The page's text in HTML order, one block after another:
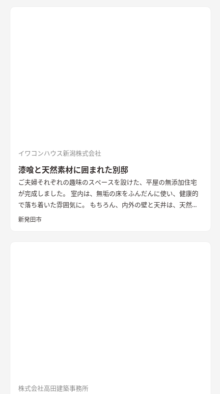
イワコンハウス新潟株式会社
漆喰と天然素材に囲まれた別邸
ご夫婦それぞれの趣味のスペースを設けた、平屋の無添加住宅
が完成しました。 室内は、無垢の床をふんだんに使い、健康的
で落ち着いた雰囲気に。 もちろん、内外の壁と天井は、天然素
材100％の無添加住宅オリジナル漆喰。 リビングの大きな窓か
新発田市
株式会社高田建築事務所